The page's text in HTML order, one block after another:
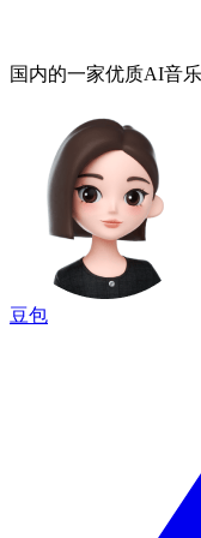
国内的一家优质AI音
豆包